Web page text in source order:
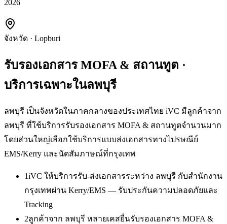
2026
จังหวัด · Lopburi
รับรองเอกสาร MOFA & สถานทูต ·
บริการเฉพาะในลพบุรี
ลพบุรี เป็นจังหวัดในภาคกลางของประเทศไทย iVC มีลูกค้าจาก
ลพบุรี ที่ใช้บริการรับรองเอกสาร MOFA & สถานทูตจำนวนมาก
โดยส่วนใหญ่เลือกใช้บริการแบบส่งเอกสารทางไปรษณีย์
EMS/Kerry และนัดสัมภาษณ์ที่กรุงเทพ
1iVC ให้บริการรับ-ส่งเอกสารระหว่าง ลพบุรี กับสำนักงาน
กรุงเทพผ่าน Kerry/EMS — รับประกันความปลอดภัยและ
Tracking
2ลูกค้าจาก ลพบุรี หลายเคสยื่นรับรองเอกสาร MOFA &